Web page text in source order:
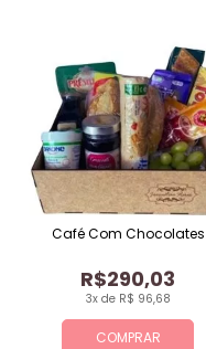
COMPRAR
3x de R$ 96,68
R$290,03
Café Com Chocolates